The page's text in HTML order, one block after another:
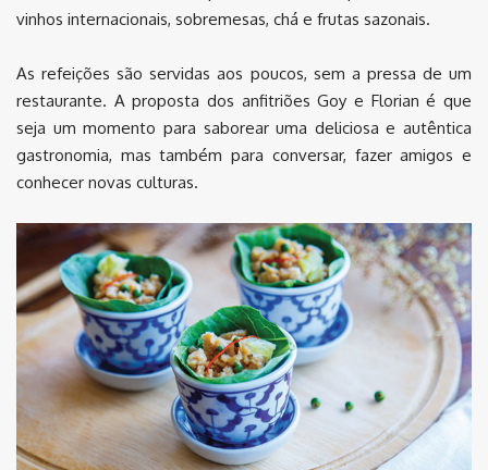
vinhos internacionais, sobremesas, chá e frutas sazonais.
As refeições são servidas aos poucos, sem a pressa de um
restaurante. A proposta dos anfitriões Goy e Florian é que
seja um momento para saborear uma deliciosa e autêntica
gastronomia, mas também para conversar, fazer amigos e
conhecer novas culturas.